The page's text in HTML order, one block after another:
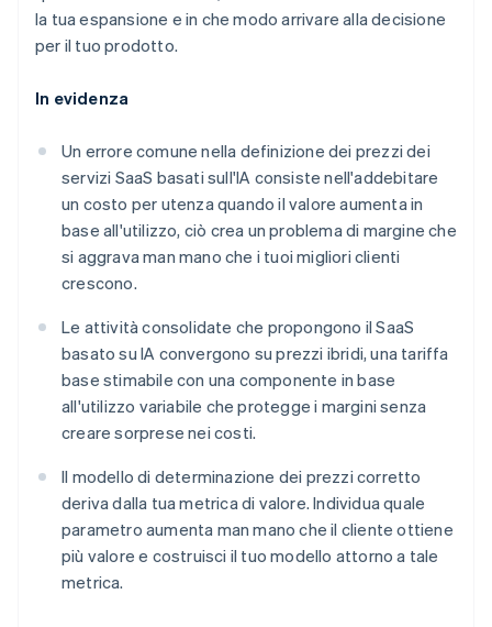
la tua espansione e in che modo arrivare alla decisione
per il tuo prodotto.
In evidenza
Un errore comune nella definizione dei prezzi dei
servizi SaaS basati sull'IA consiste nell'addebitare
un costo per utenza quando il valore aumenta in
base all'utilizzo, ciò crea un problema di margine che
si aggrava man mano che i tuoi migliori clienti
crescono.
Le attività consolidate che propongono il SaaS
basato su IA convergono su prezzi ibridi, una tariffa
base stimabile con una componente in base
all'utilizzo variabile che protegge i margini senza
creare sorprese nei costi.
Il modello di determinazione dei prezzi corretto
deriva dalla tua metrica di valore. Individua quale
parametro aumenta man mano che il cliente ottiene
più valore e costruisci il tuo modello attorno a tale
metrica.